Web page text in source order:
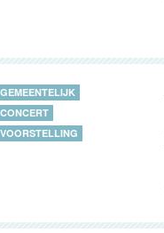
GEMEENTELIJK
CONCERT
VOORSTELLING